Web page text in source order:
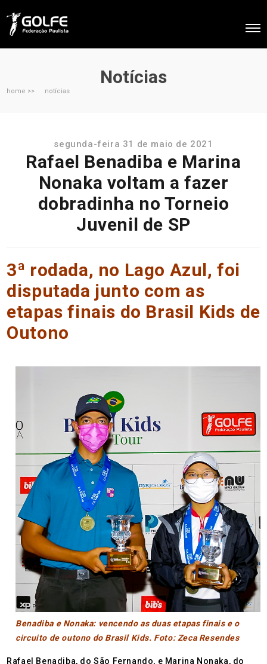
Notícias
home >> notícias
segunda-feira 31 de maio de 2021
Rafael Benadiba e Marina
Nonaka voltam a fazer
dobradinha no Torneio
Juvenil de SP
3ª rodada, no Lago Azul, foi
disputada junto com as
etapas finais do Brasil Kids de
Outono
Benadiba e Nonaka: vencendo as duas etapas finais e o
circuito de outono do Brasil Kids. Foto: Zeca Resendes
Rafael Benadiba, do São Fernando, e Marina Nonaka, do